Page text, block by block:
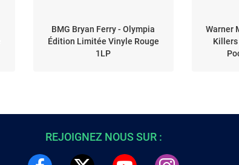
BMG Bryan Ferry - Olympia
Édition Limitée Vinyle Rouge
1LP
Warner
Killers
REJOIGNEZ NOUS SUR :